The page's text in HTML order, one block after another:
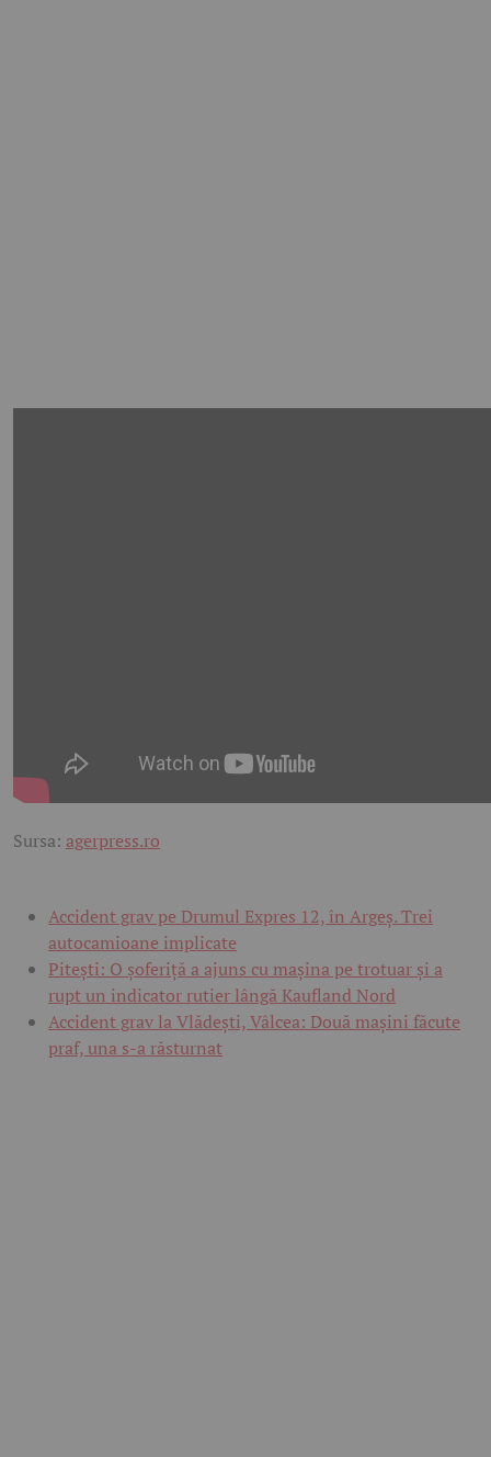
Sursa: agerpress.ro
Accident grav pe Drumul Expres 12, în Argeș. Trei
autocamioane implicate
Pitești: O șoferiță a ajuns cu mașina pe trotuar și a
rupt un indicator rutier lângă Kaufland Nord
Accident grav la Vlădești, Vâlcea: Două mașini făcute
praf, una s-a răsturnat